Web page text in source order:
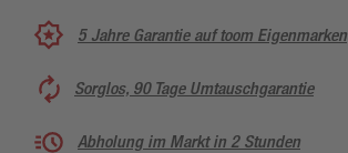
5 Jahre Garantie auf toom Eigenmarken
Sorglos, 90 Tage Umtauschgarantie
Abholung im Markt in 2 Stunden